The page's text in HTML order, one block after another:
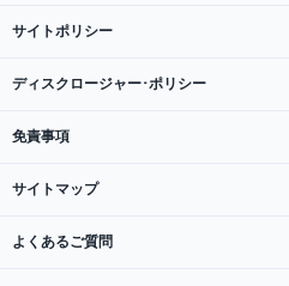
サイトポリシー
ディスクロージャー･ポリシー
免責事項
サイトマップ
よくあるご質問